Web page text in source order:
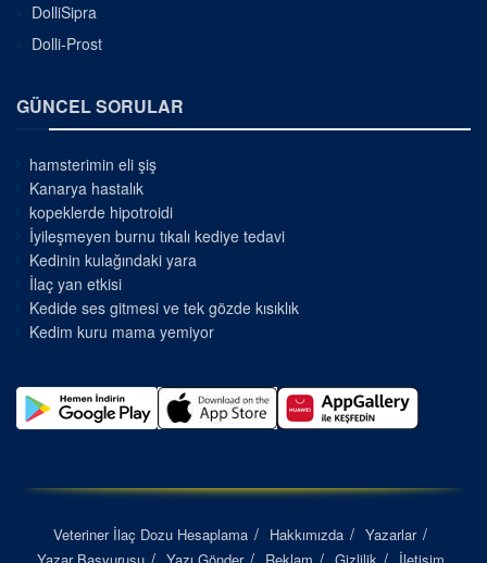
DolliSipra
Dolli-Prost
GÜNCEL SORULAR
hamsterimin eli şiş
Kanarya hastalık
kopeklerde hipotroidi
İyileşmeyen burnu tıkalı kediye tedavi
Kedinin kulağındaki yara
İlaç yan etkisi
Kedide ses gitmesi ve tek gözde kısıklık
Kedim kuru mama yemiyor
Veteriner İlaç Dozu Hesaplama Hakkımızda
Yazarlar